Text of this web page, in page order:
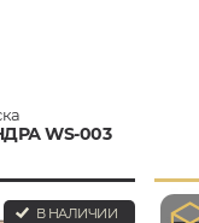
WS-003
В НАЛИЧИИ